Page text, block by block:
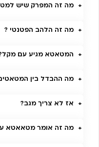
מה זה המפרק שיש
מה זה הלהב הפטנטי ?
המטאטא מגיע עם
מה ההבדל בין
אז לא צריך מגב?
מה זה אומר מטאאטא